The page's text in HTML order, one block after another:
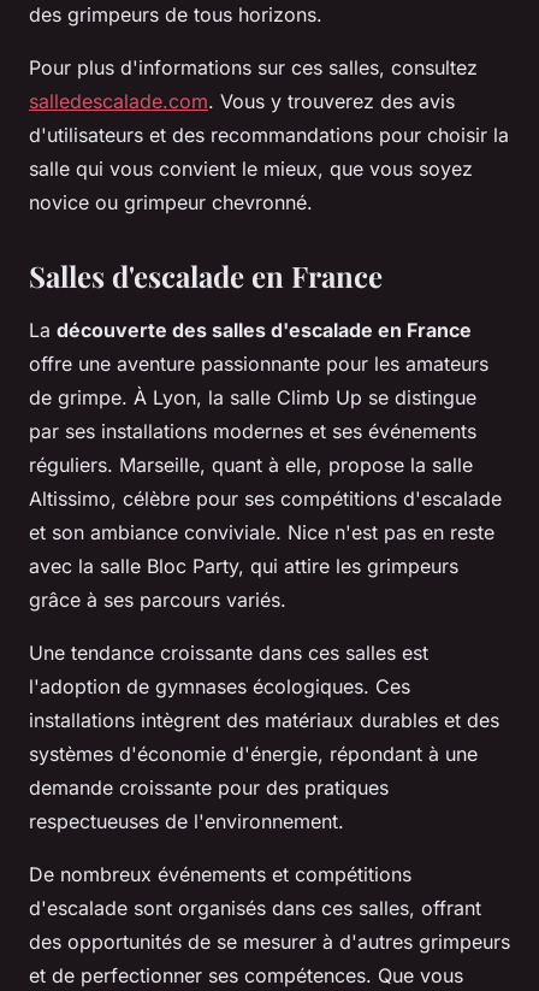
des grimpeurs de tous horizons.
Pour plus d'informations sur ces salles, consultez
salledescalade.com. Vous y trouverez des avis
d'utilisateurs et des recommandations pour choisir la
salle qui vous convient le mieux, que vous soyez
novice ou grimpeur chevronné.
Salles d'escalade en France
La découverte des salles d'escalade en France
offre une aventure passionnante pour les amateurs
de grimpe. À Lyon, la salle Climb Up se distingue
par ses installations modernes et ses événements
réguliers. Marseille, quant à elle, propose la salle
Altissimo, célèbre pour ses compétitions d'escalade
et son ambiance conviviale. Nice n'est pas en reste
avec la salle Bloc Party, qui attire les grimpeurs
grâce à ses parcours variés.
Une tendance croissante dans ces salles est
l'adoption de gymnases écologiques. Ces
installations intègrent des matériaux durables et des
systèmes d'économie d'énergie, répondant à une
demande croissante pour des pratiques
respectueuses de l'environnement.
De nombreux événements et compétitions
d'escalade sont organisés dans ces salles, offrant
des opportunités de se mesurer à d'autres grimpeurs
et de perfectionner ses compétences. Que vous